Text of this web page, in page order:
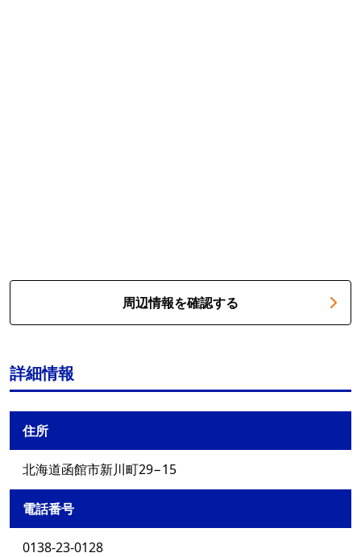
周辺情報を確認する
詳細情報
住所
北海道函館市新川町29−15
電話番号
0138-23-0128